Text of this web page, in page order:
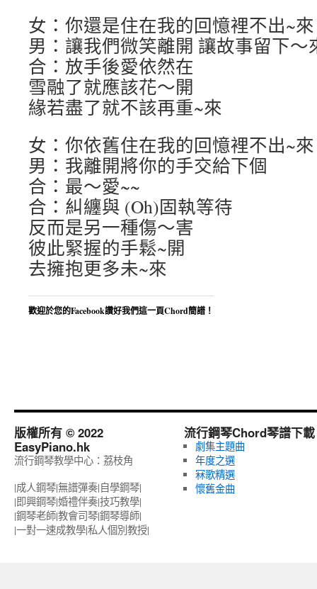
女：你還是住在我的回憶裡不出~來
男：讓我們微笑離開 讓故事留下～
合：放手後愛依然在
雪融了就應該花～開
緣若盡了就不該再重~來
女：你依舊住在我的回憶裡不出~來
男：我離開將你的手交給下個
合：最～愛~~
合：糾纏與 (Oh)固執等待
反而是另一種傷～害
彼此緊握的手鬆~開
去擁抱更多未~來
歡迎於您的Facebook讚好我們這一頁Chord簡譜！
版權所有 © 2022
EasyPiano.hk
流行鋼琴教學中心：荔枝角
|成人鋼琴|無譜彈奏|自學鋼琴|
|即興鋼琴|婚禮伴奏|技巧教學|
|鋼琴老師|教會司琴|鋼琴導師|
|一對一速成教學|私人個別教授‎|
流行鋼琴Chord琴譜下載
劇集主題曲
年度之選
冧歌精選
懷舊金曲